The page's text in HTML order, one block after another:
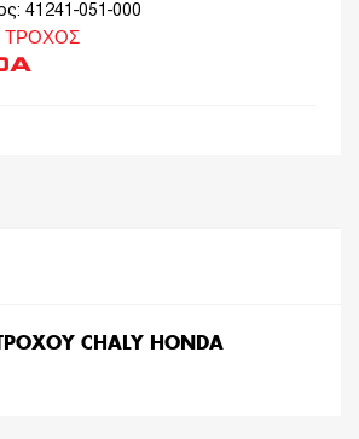
41241-051-000
ΤΡΟΧΟΣ
CHALY HONDA